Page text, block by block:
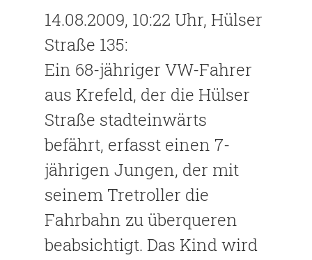
14.08.2009, 10:22 Uhr, Hülser
Straße 135:
Ein 68-jähriger VW-Fahrer
aus Krefeld, der die Hülser
Straße stadteinwärts
befährt, erfasst einen 7-
jährigen Jungen, der mit
seinem Tretroller die
Fahrbahn zu überqueren
beabsichtigt. Das Kind wird